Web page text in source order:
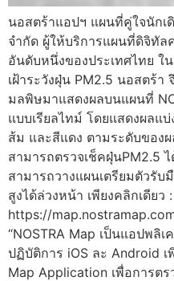
นอสตร้าแอปฯ แผนที่คู่ใจนักเ
จำกัด ผู้ให้บริการแผนที่ดิจิทัล
อันดับหนึ่งของประเทศไทย
เฝ้าระวังฝุ่น PM2.5 นอสตร้
มลพิษมาแสดงผลบนแผนที่
แบบเรียลไทม์ โดยแสดงผลแ
ส้ม และสีแดง ตามระดับของ
สามารถตรวจเช็คฝุ่นPM2.5
สามารถวางแผนเตรียมตัวรับ
สูงได้ล่วงหน้า เพียงคลิกเดียว :
https://
“NOSTRA Map เป็นแอปพลิ
ปฏิบัติการ iOS ละ Android เ
Map Application เพื่อการต